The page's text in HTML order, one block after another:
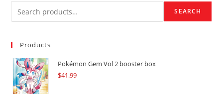
SEARCH
Products
Pokémon Gem Vol 2 booster box
$41.99